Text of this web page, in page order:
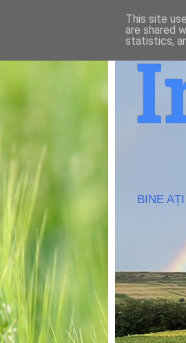
BINE
This site
are shared
statistics,